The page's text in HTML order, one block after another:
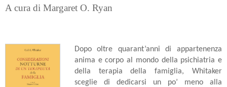
A cura di Margaret O. Ryan
Dopo oltre quarant’anni di appartenenza
anima e corpo al mondo della psichiatria e
della terapia della famiglia, Whitaker
sceglie di dedicarsi un po’ meno alla